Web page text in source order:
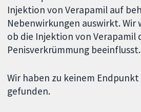
Injektion von Verapamil auf
Nebenwirkungen auswirkt. Wir
ob die Injektion von Verapamil
Penisverkrümmung beeinflusst.
Wir haben zu keinem
gefunden.